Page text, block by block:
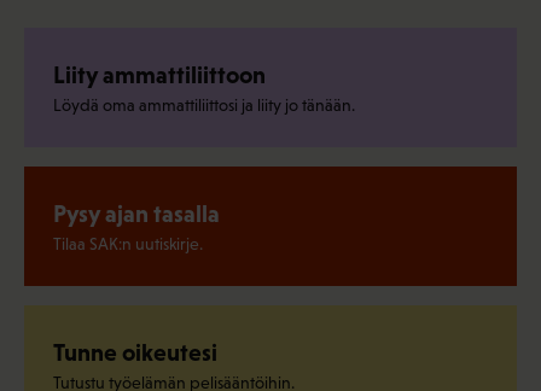
Liity ammattiliittoon
Löydä oma ammattiliittosi ja liity jo tänään.
Pysy ajan tasalla
Tilaa SAK:n uutiskirje.
Tunne oikeutesi
Tutustu työelämän pelisääntöihin.